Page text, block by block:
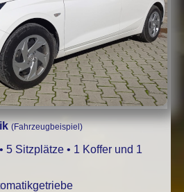
(Fahrzeugbeispiel)
5 Sitzplätze • 1 Koffer und 1